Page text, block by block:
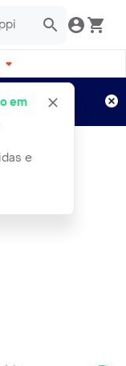
em
e
Aplicam T&C
ml